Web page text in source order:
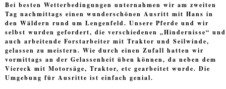
Bei besten Wetterbedingungen unternahmen wir am zweiten
Tag nachmittags einen wunderschönen Ausritt mit Hans in
den Wäldern rund um Lengenfeld. Unsere Pferde und wir
selbst wurden gefordert, die verschiedenen „Hindernisse“ und
auch arbeitende Forstarbeiter mit Traktor und Seilwinde,
gelassen zu meistern. Wie durch einen Zufall hatten wir
vormittags an der Gelassenheit üben können, da neben dem
Viereck mit Motorsäge, Traktor, etc gearbeitet wurde. Die
Umgebung für Ausritte ist einfach genial.